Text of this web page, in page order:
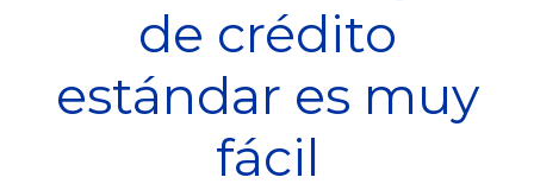
de crédito
estándar es muy
fácil